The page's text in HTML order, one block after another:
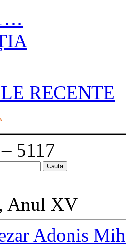
RECENTE
5117
, Anul XV
Adonis